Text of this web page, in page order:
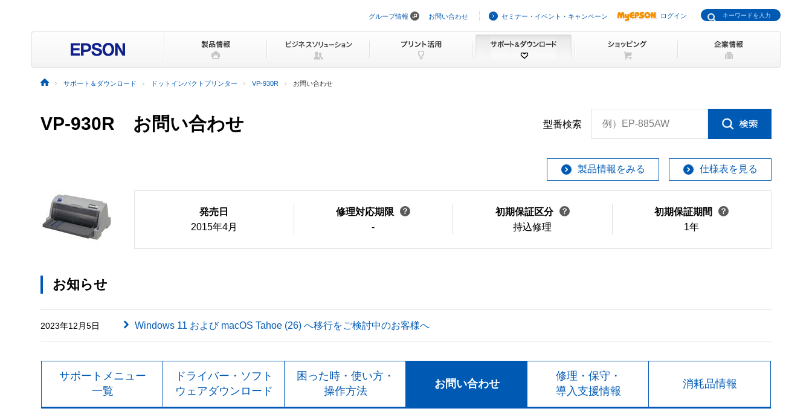
ビ
ョ
グループ情報 お問い合わせ セミナー・イベント・キャンペーン ログイン
サポート＆ダウンロード ドットインパクトプリンター VP-930R お問い合わせ
VP-930R お問い合わせ 型番検索 例）EP-885AW
製品情報をみる 仕様表を見る
発売日
2015年4月
修理対応期限
-
初期保証区分
持込修理
初期保証期間
1年
お知らせ
2023年12月5日 Windows 11 および macOS Tahoe (26) へ移行をご検討中のお客様へ
サポートメニュー
一覧
ドライバー・ソフト
ウェアダウンロード
困った時・使い方・
操作方法
お問い合わせ
修理・保守・
導入支援情報
消耗品情報